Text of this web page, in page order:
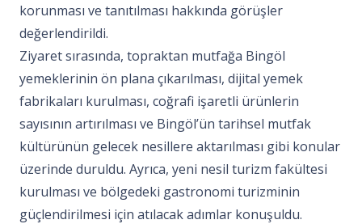
korunması ve tanıtılması hakkında görüşler
değerlendirildi.
Ziyaret sırasında, topraktan mutfağa Bingöl
yemeklerinin ön plana çıkarılması, dijital yemek
fabrikaları kurulması, coğrafi işaretli ürünlerin
sayısının artırılması ve Bingöl’ün tarihsel mutfak
kültürünün gelecek nesillere aktarılması gibi konular
üzerinde duruldu. Ayrıca, yeni nesil turizm fakültesi
kurulması ve bölgedeki gastronomi turizminin
güçlendirilmesi için atılacak adımlar konuşuldu.